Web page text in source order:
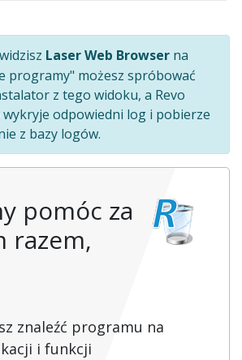
Laser Web Browser na
programy" możesz spróbować
z tego widoku, a Revo
odpowiedni log i pobierze
z bazy logów.
pomóc za
razem,
znaleźć programu na
i funkcji